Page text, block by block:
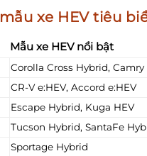
mẫu xe HEV tiêu
Mẫu xe HEV nổi bật
Corolla Cross Hybrid,
CR-V e:HEV, Accord e:HEV
Escape Hybrid, Kuga HEV
Tucson Hybrid, SantaFe
Sportage Hybrid